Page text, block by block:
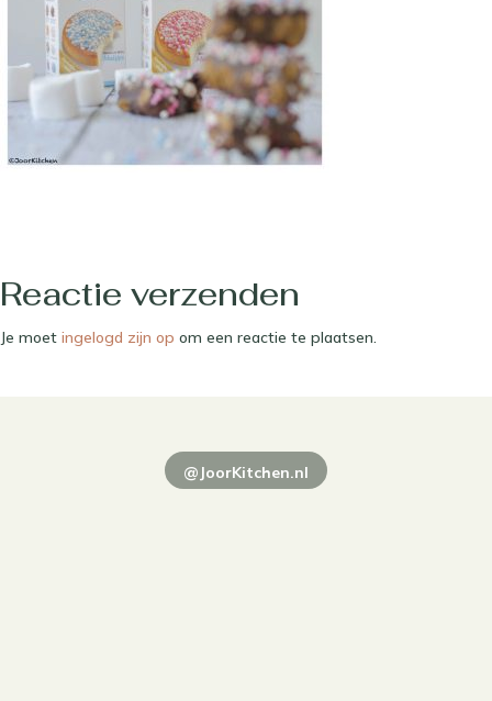
Reactie verzenden
Je moet ingelogd zijn op om een reactie te plaatsen.
@JoorKitchen.nl